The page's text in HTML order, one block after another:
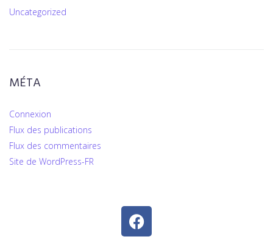
Uncategorized
MÉTA
Connexion
Flux des publications
Flux des commentaires
Site de WordPress-FR